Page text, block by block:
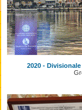
2020 -